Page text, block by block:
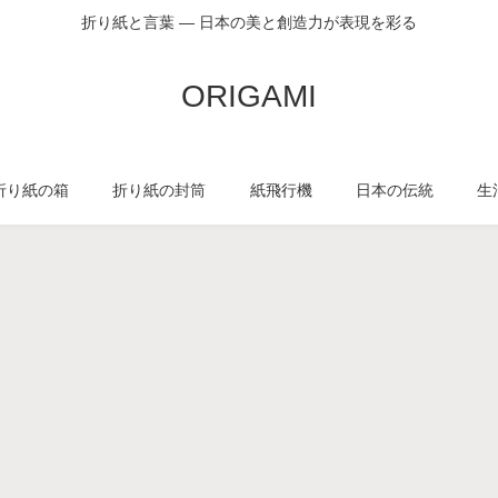
折り紙と言葉 — 日本の美と創造力が表現を彩る
ORIGAMI
り紙の箱 折り紙の封筒 紙飛行機 日本の伝統 生